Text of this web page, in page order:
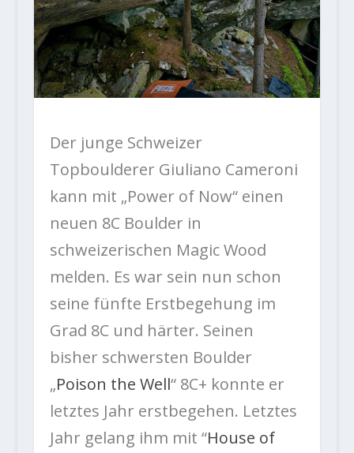
Der junge Schweizer
Topboulderer Giuliano Cameroni
kann mit „Power of Now“ einen
neuen 8C Boulder in
schweizerischen Magic Wood
melden. Es war sein nun schon
seine fünfte Erstbegehung im
Grad 8C und härter. Seinen
bisher schwersten Boulder
„Poison the Well“ 8C+ konnte er
letztes Jahr erstbegehen. Letztes
Jahr gelang ihm mit “House of